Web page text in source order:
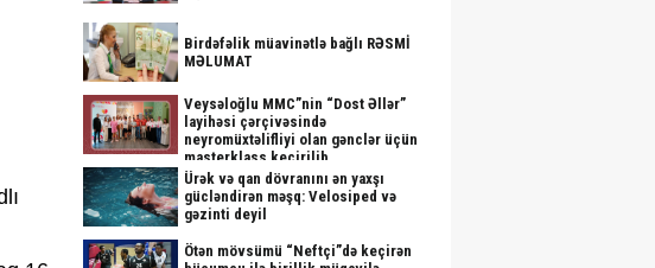
Birdəfəlik müavinətlə bağlı RƏSMİ
MƏLUMAT
Veysəloğlu MMC”nin “Dost Əllər”
layihəsi çərçivəsində
neyromüxtəlifliyi olan gənclər üçün
masterklass keçirilib
Ürək və qan dövranını ən yaxşı
gücləndirən məşq: Velosiped və
gəzinti deyil
Ötən mövsümü “Neftçi”də keçirən